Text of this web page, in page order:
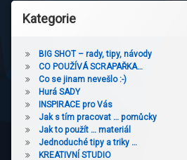
Kategorie
BIG SHOT – rady, tipy, návody
CO POUŽÍVÁ SCRAPAŘKA…
Co se jinam nevešlo :-)
Hurá SADY
INSPIRACE pro Vás
Jak s tím pracovat … pomůcky
Jak to použít … materiál
Jednoduché tipy a triky …
KREATIVNÍ STUDIO